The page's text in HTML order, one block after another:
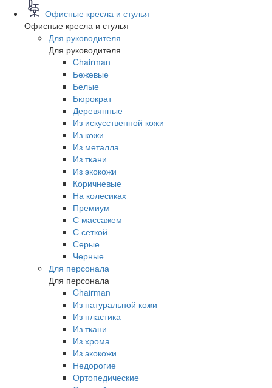
Офисные кресла и стулья
Офисные кресла и стулья
Для руководителя
Для руководителя
Chairman
Бежевые
Белые
Бюрократ
Деревянные
Из искусственной кожи
Из кожи
Из металла
Из ткани
Из экокожи
Коричневые
На колесиках
Премиум
С массажем
С сеткой
Серые
Черные
Для персонала
Для персонала
Chairman
Из натуральной кожи
Из пластика
Из ткани
Из хрома
Из экокожи
Недорогие
Ортопедические